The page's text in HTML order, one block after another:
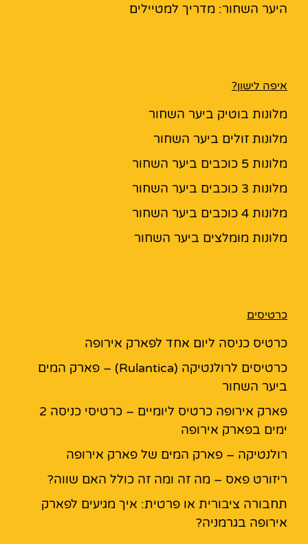
היער השחור: מדריך למטיילים
איפה לישון?
מלונות בוטיק ביער השחור
מלונות זולים ביער השחור
מלונות 5 כוכבים ביער השחור
מלונות 3 כוכבים ביער השחור
מלונות 4 כוכבים ביער השחור
מלונות מומלצים ביער השחור
כרטיסים
כרטיס כניסה ליום אחד לפארק אירופה
כרטיסים לרולנטיקה (Rulantica) – פארק המים
ביער השחור
פארק אירופה כרטיס ליומיים – כרטיסי כניסה 2
ימים בפארק אירופה
רולנטיקה – פארק המים של פארק אירופה
ריזורט פאס – מה זה ומה זה כולל האם שווה?
תחבורה ציבורית או פרטית: איך מגיעים לפארק
אירופה בגרמניה?